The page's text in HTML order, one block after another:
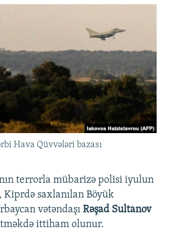
Hava Qüvvələri bazası
terrorla mübarizə polisi iyulun
saxlanılan Böyük
vətəndaşı Rəşad Sultanov
ittiham olunur.